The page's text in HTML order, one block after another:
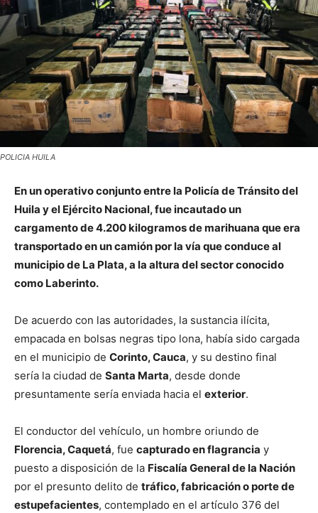
POLICIA HUILA
En un operativo conjunto entre la Policía de Tránsito del
Huila y el Ejército Nacional, fue incautado un
cargamento de 4.200 kilogramos de marihuana que era
transportado en un camión por la vía que conduce al
municipio de La Plata, a la altura del sector conocido
como Laberinto.
De acuerdo con las autoridades, la sustancia ilícita,
empacada en bolsas negras tipo lona, había sido cargada
en el municipio de Corinto, Cauca, y su destino final
sería la ciudad de Santa Marta, desde donde
presuntamente sería enviada hacia el exterior.
El conductor del vehículo, un hombre oriundo de
Florencia, Caquetá, fue capturado en flagrancia y
puesto a disposición de la Fiscalía General de la Nación
por el presunto delito de tráfico, fabricación o porte de
estupefacientes, contemplado en el artículo 376 del